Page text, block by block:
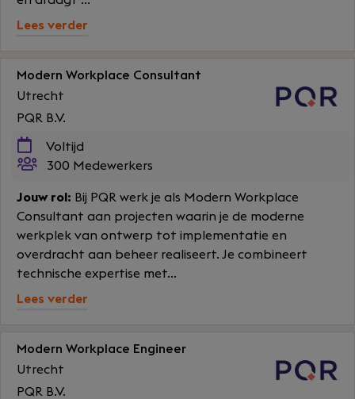
Lees verder
Modern Workplace Consultant
Utrecht
PQR B.V.
Voltijd
300 Medewerkers
Jouw rol: Bij PQR werk je als Modern Workplace
Consultant aan projecten waarin je de moderne
werkplek van ontwerp tot implementatie en
overdracht aan beheer realiseert. Je combineert
technische expertise met...
Lees verder
Modern Workplace Engineer
Utrecht
PQR B.V.